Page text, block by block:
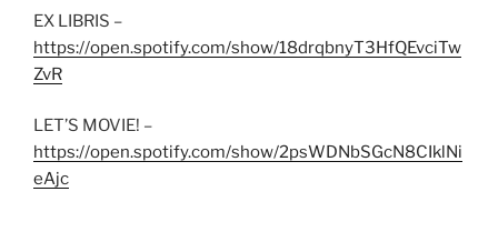
EX LIBRIS –
https://open.spotify.com/show/18drqbnyT3HfQEvciTw
ZvR
LET’S MOVIE! –
https://open.spotify.com/show/2psWDNbSGcN8CIklNi
eAjc